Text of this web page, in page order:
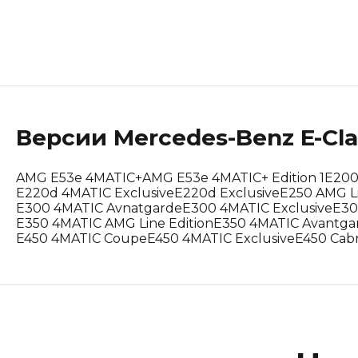
Peugeot
Polestar
Porsche
Renault Korea (Samsung)
Rolls-Royce
Версии Mercedes-Benz E-
AMG E53e 4MATIC+AMG E53e 4MATIC+ Edition 1
E220d 4MATIC ExclusiveE220d ExclusiveE250 AMG
E300 4MATIC AvnatgardeE300 4MATIC Exclusive
E350 4MATIC AMG Line EditionE350 4MATIC
E450 4MATIC CoupeE450 4MATIC ExclusiveE450